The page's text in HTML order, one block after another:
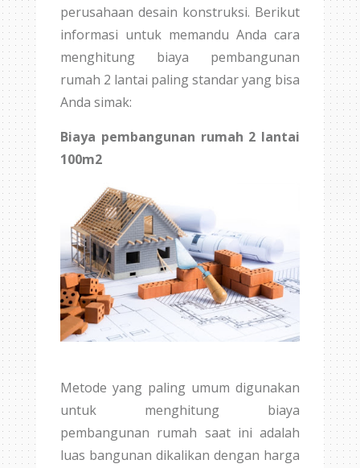
perusahaan desain konstruksi. Berikut
informasi untuk memandu Anda cara
menghitung biaya pembangunan
rumah 2 lantai paling standar yang bisa
Anda simak:
Biaya pembangunan rumah 2 lantai
100m2
Metode yang paling umum digunakan
untuk menghitung biaya
pembangunan rumah saat ini adalah
luas bangunan dikalikan dengan harga